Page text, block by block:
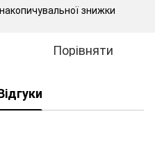
знижки
Порівняти